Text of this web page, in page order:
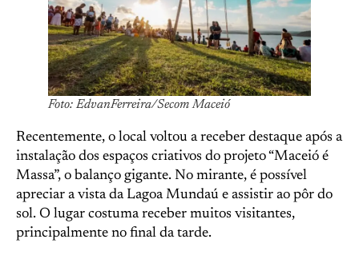
Foto: EdvanFerreira/Secom Maceió
Recentemente, o local voltou a receber destaque após a
instalação dos espaços criativos do projeto “Maceió é
Massa”, o balanço gigante. No mirante, é possível
apreciar a vista da Lagoa Mundaú e assistir ao pôr do
sol. O lugar costuma receber muitos visitantes,
principalmente no final da tarde.